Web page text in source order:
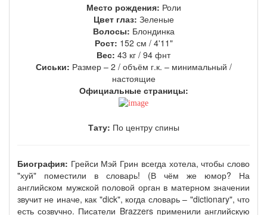
Место рождения: Роли
Цвет глаз: Зеленые
Волосы: Блондинка
Рост: 152 см / 4'11"
Вес: 43 кг / 94 фнт
Сиськи: Размер – 2 / объём г.к. – минимальный /
настоящие
Официальные страницы:
Тату: По центру спины
Биография: Грейси Мэй Грин всегда хотела, чтобы слово
"хуй" поместили в словарь! (В чём же юмор? На
английском мужской половой орган в матерном значении
звучит не иначе, как "dick", когда словарь – "dictionary", что
есть созвучно. Писатели Brazzers применили английскую